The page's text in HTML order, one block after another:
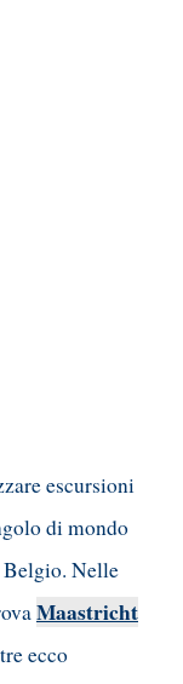
escursioni
di mondo
Belgio. Nelle
Maastricht
ecco